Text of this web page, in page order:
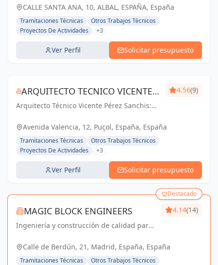
Soluciones profesionales para proyectos
CALLE SANTA ANA, 10, ALBAL, ESPAÑA, España
Tramitaciones Técnicas
Otros Trabajos Técnicos
Proyectos De Actividades
+3
Ver Perfil Solicitar presupuesto
ARQUITECTO TECNICO VICENTE
PÉREZ SANCHIS
Arquitecto Técnico Vicente Pérez Sanchis:
transformando ideas en realidad.
4.56(9)
Avenida Valencia, 12, Puçol, España, España
Tramitaciones Técnicas
Otros Trabajos Técnicos
Proyectos De Actividades
+3
Ver Perfil Solicitar presupuesto
Destacado
MAGIC BLOCK ENGINEERS
Ingeniería y construcción de calidad para
Nueva.
4.14(14)
Calle de Berdún, 21, Madrid, España, España
Tramitaciones Técnicas
Otros Trabajos Técnicos